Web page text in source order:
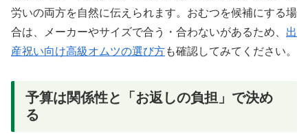
労いの両方を自然に伝えられます。おむつを候補にする場
合は、メーカーやサイズで合う・合わないがあるため、 出
産祝い向け高級オムツの選び方も確認してみてください。
予算は関係性と「お返しの負担」で決め
る